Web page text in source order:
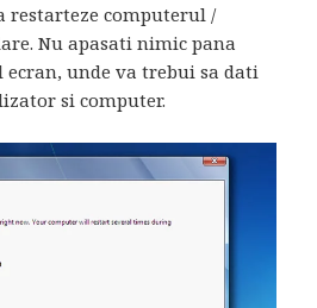
restarteze computerul /
Nu apasati nimic pana
unde va trebui sa dati
si computer.